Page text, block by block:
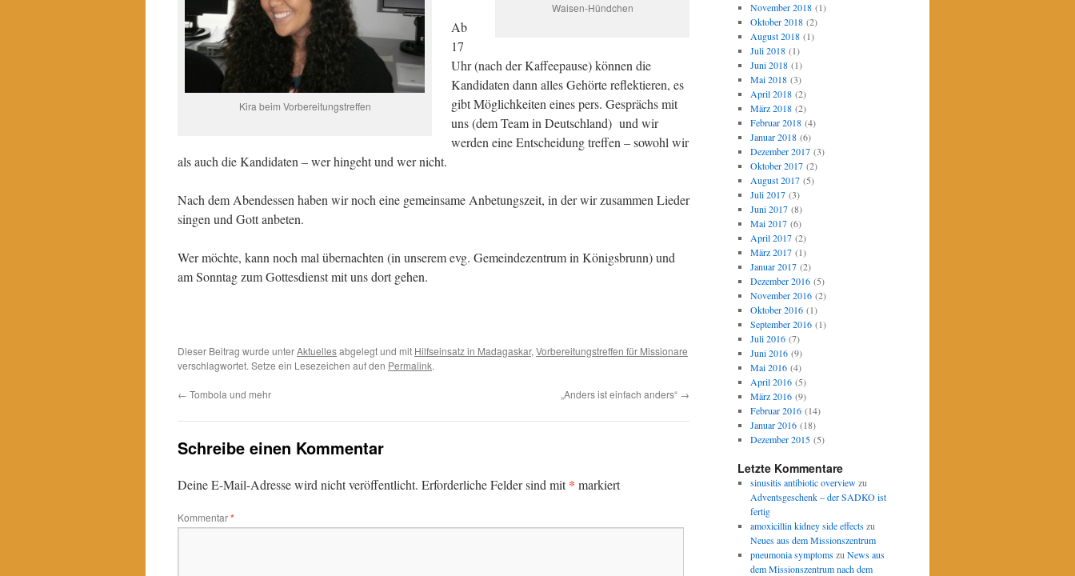
Waisen-Hündchen
Kira beim Vorbereitungstreffen
Ab
17
Uhr (nach der Kaffeepause) können die
Kandidaten dann alles Gehörte reflektieren, es
gibt Möglichkeiten eines pers. Gesprächs mit
uns (dem Team in Deutschland) und wir
werden eine Entscheidung treffen – sowohl wir
als auch die Kandidaten – wer hingeht und wer nicht.
Nach dem Abendessen haben wir noch eine gemeinsame Anbetungszeit, in der wir zusammen Lieder
singen und Gott anbeten.
Wer möchte, kann noch mal übernachten (in unserem evg. Gemeindezentrum in Königsbrunn) und
am Sonntag zum Gottesdienst mit uns dort gehen.
Dieser Beitrag wurde unterAktuellesabgelegt und mit Hilfseinsatz in Madagaskar, Vorbereitungstreffen für Missionare
verschlagwortet. Setze ein Lesezeichen auf den Permalink.
← Tombola und mehr „Anders ist einfach anders“ →
Schreibe einen Kommentar
Deine E-Mail-Adresse wird nicht veröffentlicht. Erforderliche Felder sind mit* markiert
Kommentar*
November 2018(1)
Oktober 2018(2)
August 2018(1)
Juli 2018(1)
Juni 2018(1)
Mai 2018(3)
April 2018(2)
März 2018(2)
Februar 2018(4)
Januar 2018(6)
Dezember 2017(3)
Oktober 2017(2)
August 2017(5)
Juli 2017(3)
Juni 2017(8)
Mai 2017(6)
April 2017(2)
März 2017(1)
Januar 2017(2)
Dezember 2016(5)
November 2016(2)
Oktober 2016(1)
September 2016(1)
Juli 2016(7)
Juni 2016(9)
Mai 2016(4)
April 2016(5)
März 2016(9)
Februar 2016(14)
Januar 2016(18)
Dezember 2015(5)
Letzte Kommentare
sinusitis antibiotic overviewzu
Adventsgeschenk – der SADKO ist
fertig
amoxicillin kidney side effectszu
Neues aus dem Missionszentrum
pneumonia symptomszu News aus
dem Missionszentrum nach dem